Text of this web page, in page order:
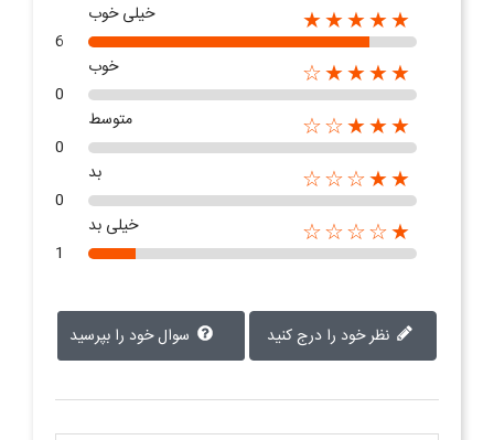
★★★★★
خیلی خوب
6
★★★★☆
خوب
0
★★★☆☆
متوسط
0
★★☆☆☆
بد
0
★☆☆☆☆
خیلی بد
1
سوال خود را بپرسید